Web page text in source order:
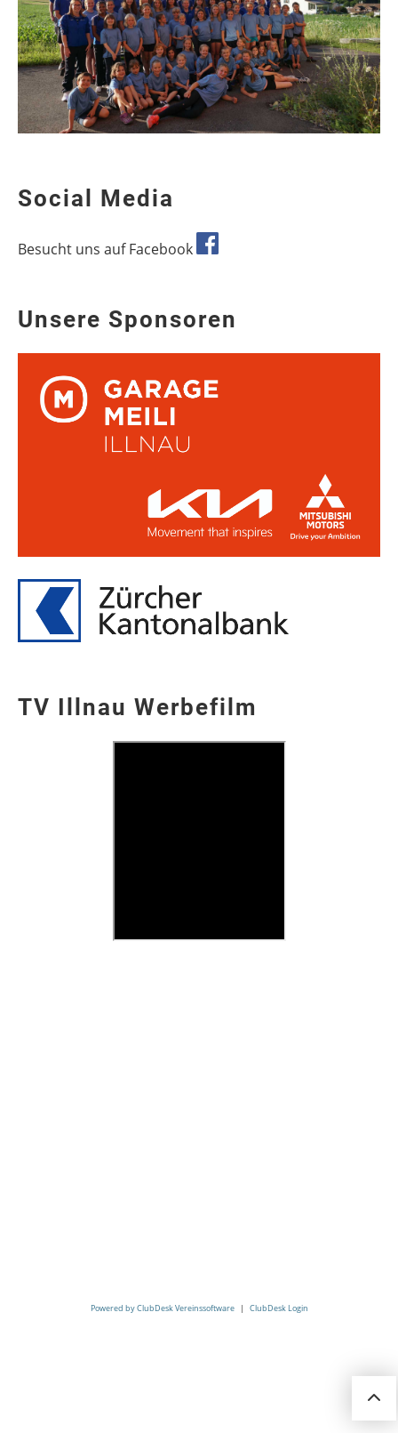
Social Media
Besucht uns auf Facebook
Unsere Sponsoren
TV Illnau Werbefilm
Powered by ClubDesk Vereinssoftware| ClubDesk Login